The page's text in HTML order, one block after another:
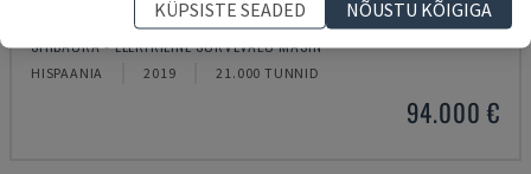
SHIBAURA - ELEKTRILINE SURVEVALU MASIN
HISPAANIA 2019 21.000 TUNNID
94.000 €
KÜPSISTE SEADED
NÕUSTU KÕIGIGA